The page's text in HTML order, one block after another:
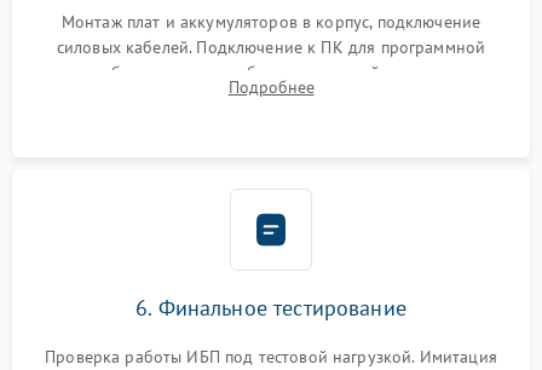
Монтаж плат и аккумуляторов в корпус, подключение
силовых кабелей. Подключение к ПК для программной
калибровки констант батареи, настройки порогов
срабатывания AVR и сброса счетчиков старения АКБ.
Подробнее
6. Финальное тестирование
Проверка работы ИБП под тестовой нагрузкой. Имитация